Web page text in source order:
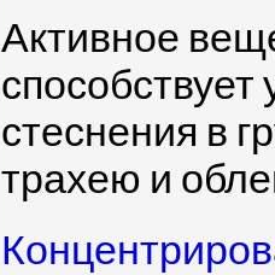
Активное
стеснения в
трахею и